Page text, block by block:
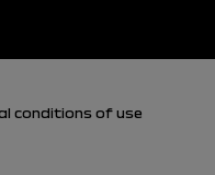
conditions of use